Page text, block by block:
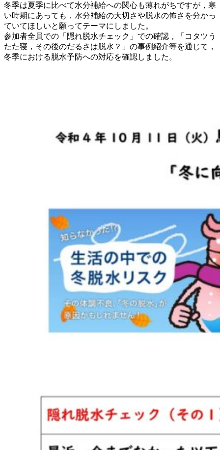
冬季は夏季に比べて水分補給への関心も薄れがちですが，寒
い時期にあっても，水分補給の大切さや脱水の怖さを分かっ
ていてほしいと願ってテーマにしました。
参加者全員での「隠れ脱水チェック」での確認，「コタツう
たた寝，その後のだるさは脱水？」の事例紹介等を通じて，
冬季における脱水予防への対応を確認しました。